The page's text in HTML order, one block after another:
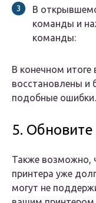
В
команды и
команды:
В конечном
восстановлены и
подобные ошибки.
5.
Также возможно,
принтера уже
могут не